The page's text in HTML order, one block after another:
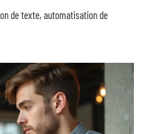
de texte, automatisation de